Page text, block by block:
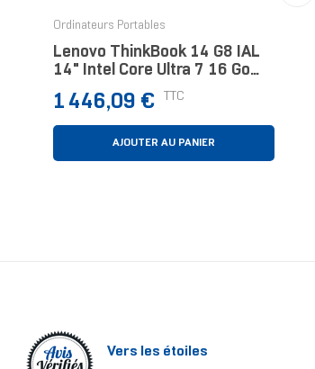
Ordinateurs Portables
Lenovo ThinkBook 14 G8 IAL
14" Intel Core Ultra 7 16 Go
Prix
1 446,09 € TTC
AJOUTER AU PANIER
Vers les étoiles